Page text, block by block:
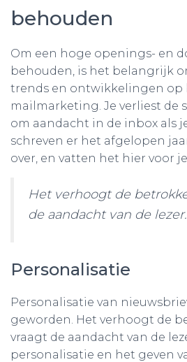
behouden
Om een hoge openings- en
behouden, is het belangrijk
trends en ontwikkelingen op
mailmarketing. Je verliest de
om aandacht in de inbox als
schreven er het afgelopen
over, en vatten het hier voor
Het verhoogt de
de aandacht van de lezer.
Personalisatie
Personalisatie van
geworden. Het verhoogt de
vraagt de aandacht van de
personalisatie en het geven